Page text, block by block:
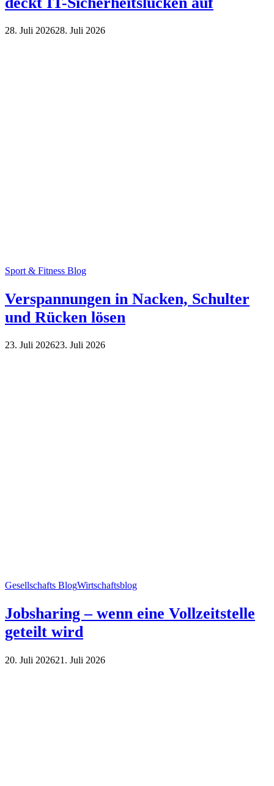
28. Juli 202628. Juli 2026
Sport & Fitness Blog
Verspannungen in Nacken, Schulter
und Rücken lösen
23. Juli 202623. Juli 2026
Gesellschafts BlogWirtschaftsblog
Jobsharing – wenn eine Vollzeitstelle
geteilt wird
20. Juli 202621. Juli 2026